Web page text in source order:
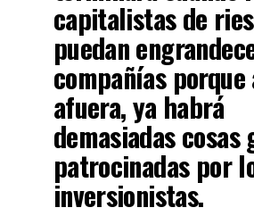
capitalistas de
puedan
compañías
afuera, ya habrá
demasiadas
patrocinadas por
inversionistas.